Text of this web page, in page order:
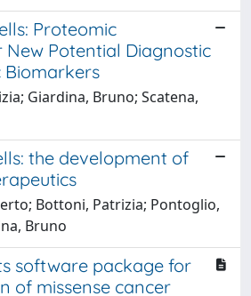
Proteomic
New Potential Diagnostic
Biomarkers
Giardina, Bruno; Scatena,
the development of
Bottoni, Patrizia; Pontoglio,
Bruno
software package for
of missense cancer